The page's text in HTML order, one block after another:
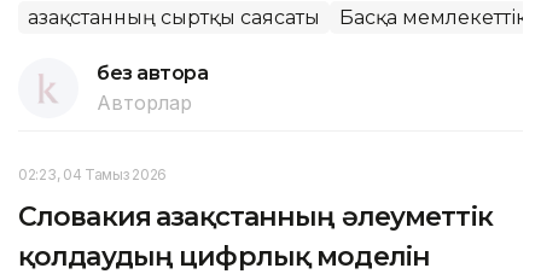
Қазақстанның сыртқы саясаты Басқа мемлекеттік
без автора
Авторлар
02:23, 04 Тамыз 2026
Словакия Қазақстанның әлеуметтік
қолдаудың цифрлық моделін